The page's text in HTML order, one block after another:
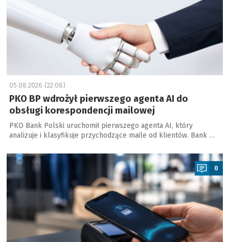
05.08.2026 (22:08)
PKO BP wdrożył pierwszego agenta AI do
obsługi korespondencji mailowej
PKO Bank Polski uruchomił pierwszego agenta AI, który
analizuje i klasyfikuje przychodzące maile od klientów. Bank …
a
0